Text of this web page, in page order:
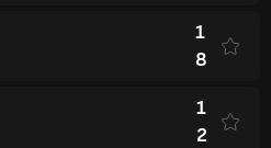
1
8
1
2